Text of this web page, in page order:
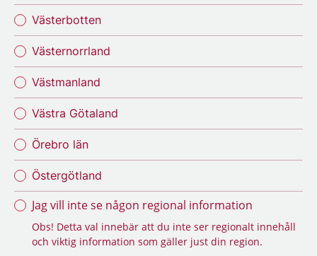
Västerbotten
Västernorrland
Västmanland
Västra Götaland
Örebro län
Östergötland
Jag vill inte se någon regional information
Obs! Detta val innebär att du inte ser regionalt innehåll
och viktig information som gäller just din region.